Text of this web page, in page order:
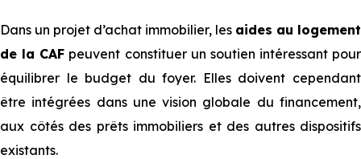
Dans un projet d’achat immobilier, les aides au logement
de la CAF peuvent constituer un soutien intéressant pour
équilibrer le budget du foyer. Elles doivent cependant
être intégrées dans une vision globale du financement,
aux côtés des prêts immobiliers et des autres dispositifs
existants.